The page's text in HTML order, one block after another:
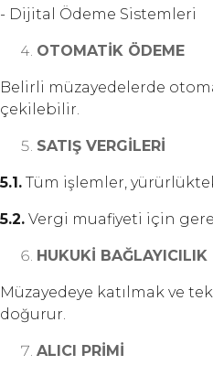
- Dijital Ödeme Sistemleri
OTOMATİK ÖDEME
Belirli müzayedelerde
çekilebilir.
SATIŞ VERGİLERİ
5.1. Tüm işlemler,
5.2. Vergi muafiyeti için
HUKUKİ BAĞLAYICILIK
Müzayedeye katılmak ve
doğurur.
ALICI PRİMİ